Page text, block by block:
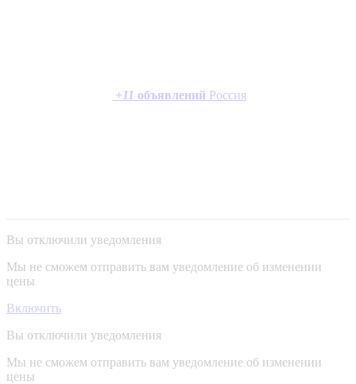
+11 объявлений Россия
Вы отключили уведомления
Мы не сможем отправить вам уведомление об изменении
цены
Включить
Вы отключили уведомления
Мы не сможем отправить вам уведомление об изменении
цены